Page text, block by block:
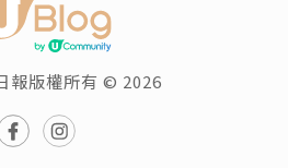
報版權所有 © 2026